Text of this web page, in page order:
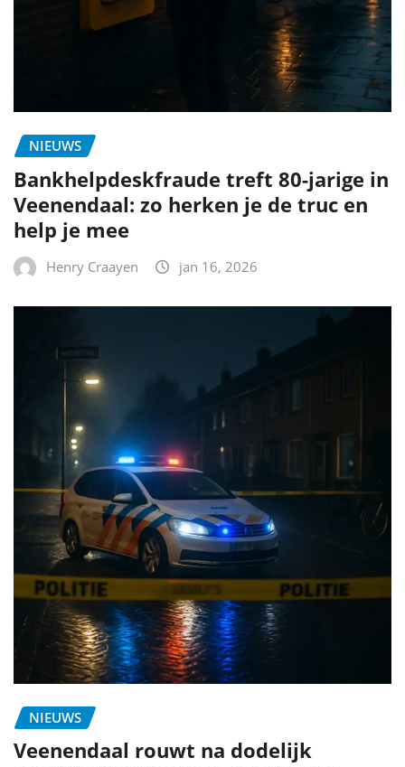
NIEUWS
Bankhelpdeskfraude treft 80-jarige in
Veenendaal: zo herken je de truc en
help je mee
Henry Craayen jan 16, 2026
NIEUWS
Veenendaal rouwt na dodelijk